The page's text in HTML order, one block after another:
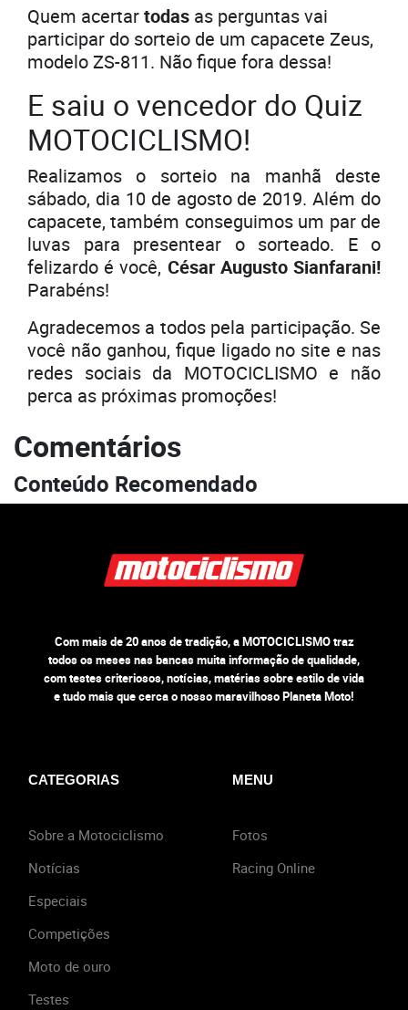
Quem acertartodas as perguntas vai
participar do sorteio de um capacete Zeus,
modelo ZS-811. Não fique fora dessa!
E saiu o vencedor do Quiz
MOTOCICLISMO!
Realizamos o sorteio na manhã deste
sábado, dia 10 de agosto de 2019. Além do
capacete, também conseguimos um par de
luvas para presentear o sorteado. E o
felizardo é você, César Augusto Sianfarani!
Parabéns!
Agradecemos a todos pela participação. Se
você não ganhou, fique ligado no site e nas
redes sociais da MOTOCICLISMO e não
perca as próximas promoções!
Comentários
Conteúdo Recomendado
Com mais de 20 anos de tradição, a MOTOCICLISMO traz
todos os meses nas bancas muita informação de qualidade,
com testes criteriosos, notícias, matérias sobre estilo de vida
e tudo mais que cerca o nosso maravilhoso Planeta Moto!
CATEGORIAS
Sobre a Motociclismo
Notícias
Especiais
Competições
Moto de ouro
Testes
MENU
Fotos
Racing Online